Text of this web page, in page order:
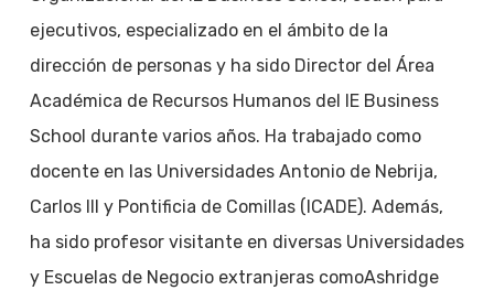
ejecutivos, especializado en el ámbito de la
dirección de personas y ha sido Director del Área
Académica de Recursos Humanos del IE Business
School durante varios años. Ha trabajado como
docente en las Universidades Antonio de Nebrija,
Carlos III y Pontificia de Comillas (ICADE). Además,
ha sido profesor visitante en diversas Universidades
y Escuelas de Negocio extranjeras comoAshridge